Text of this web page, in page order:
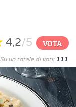
4,2/5 VOTA
Su un totale di voti: 111